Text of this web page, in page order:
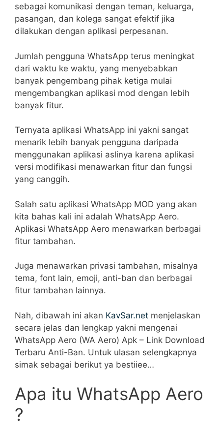
sebagai komunikasi dengan teman, keluarga,
pasangan, dan kolega sangat efektif jika
dilakukan dengan aplikasi perpesanan.
Jumlah pengguna WhatsApp terus meningkat
dari waktu ke waktu, yang menyebabkan
banyak pengembang pihak ketiga mulai
mengembangkan aplikasi mod dengan lebih
banyak fitur.
Ternyata aplikasi WhatsApp ini yakni sangat
menarik lebih banyak pengguna daripada
menggunakan aplikasi aslinya karena aplikasi
versi modifikasi menawarkan fitur dan fungsi
yang canggih.
Salah satu aplikasi WhatsApp MOD yang akan
kita bahas kali ini adalah WhatsApp Aero.
Aplikasi WhatsApp Aero menawarkan berbagai
fitur tambahan.
Juga menawarkan privasi tambahan, misalnya
tema, font lain, emoji, anti-ban dan berbagai
fitur tambahan lainnya.
Nah, dibawah ini akan KavSar.net menjelaskan
secara jelas dan lengkap yakni mengenai
WhatsApp Aero (WA Aero) Apk – Link Download
Terbaru Anti-Ban. Untuk ulasan selengkapnya
simak sebagai berikut ya bestiiee…
Apa itu WhatsApp Aero
?